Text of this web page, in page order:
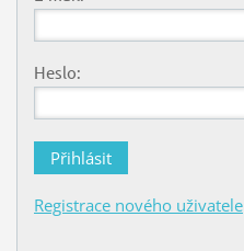
Heslo:
Registrace nového uživatele